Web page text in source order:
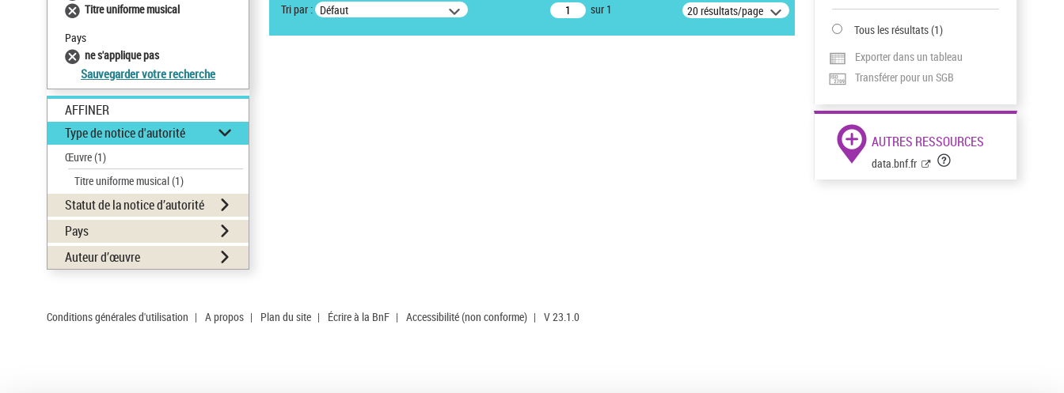
Titre uniforme musical
Pays
ne s'applique pas
Sauvegarder votre recherche
AFFINER
Type de notice d'autorité
Œuvre(1)
Titre uniforme musical(1)
Statut de la notice d’autorité
Pays
Auteur d’œuvre
Tri par : Défaut sur 1 20 résultats/page
Tous les résultats(1)
Exporter dans un tableau
Transférer pour un SGB
AUTRES RESSOURCES
data.bnf.fr
Conditions générales d'utilisation | A propos | Plan du site | Écrire à la BnF | Accessibilité (non conforme) | V 23.1.0